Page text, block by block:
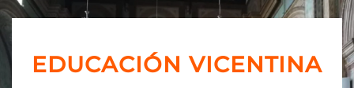
EDUCACIÓN VICENTINA